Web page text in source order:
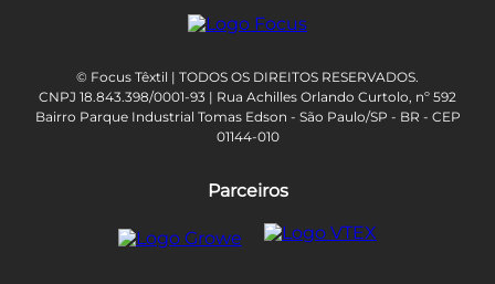
© Focus Têxtil | TODOS OS DIREITOS RESERVADOS.
CNPJ 18.843.398/0001-93 | Rua Achilles Orlando Curtolo, nº 592
Bairro Parque Industrial Tomas Edson - São Paulo/SP - BR - CEP
01144-010
Parceiros